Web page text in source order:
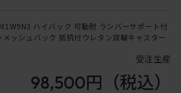
ハイバック 可動肘 ランバーサポート付
ッシュバック 抵抗付ウレタン双輪キャスター
受注生産
98,500円 （税込）